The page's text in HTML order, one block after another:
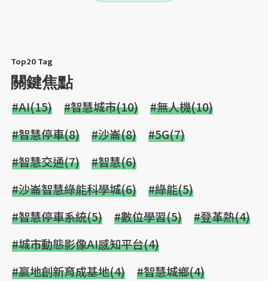
Top20 Tag
關鍵焦點
#AI(15) #智慧城市(10)
#無人機(10)
#智慧停車(8)
#沙崙(8)
#5G(7)
#智慧交通(7)
#智慧(6)
#沙崙智慧綠能科學城(6)
#綠能(5)
#智慧停車系統(5)
#數位學習(5)
#登革熱(4)
#城市動態影像AI感知平台(4)
#贏地創新育成基地(4)
#智慧城鄉(4)